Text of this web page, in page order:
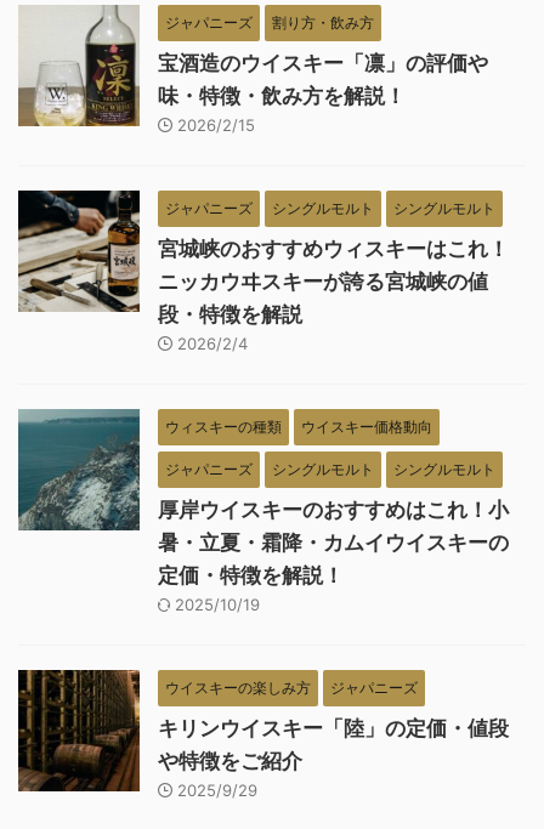
ジャパニーズ 割り方・飲み方
宝酒造のウイスキー「凛」の評価や
味・特徴・飲み方を解説！
2026/2/15
ジャパニーズ シングルモルト シングルモルト
宮城峡のおすすめウィスキーはこれ！
ニッカウヰスキーが誇る宮城峡の値
段・特徴を解説
2026/2/4
ウィスキーの種類 ウイスキー価格動向
ジャパニーズ シングルモルト シングルモルト
厚岸ウイスキーのおすすめはこれ！小
暑・立夏・霜降・カムイウイスキーの
定価・特徴を解説！
2025/10/19
ウイスキーの楽しみ方 ジャパニーズ
キリンウイスキー「陸」の定価・値段
や特徴をご紹介
2025/9/29